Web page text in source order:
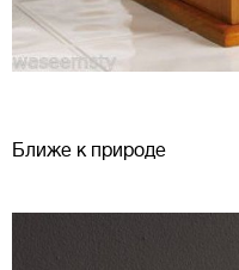
Ближе к природе